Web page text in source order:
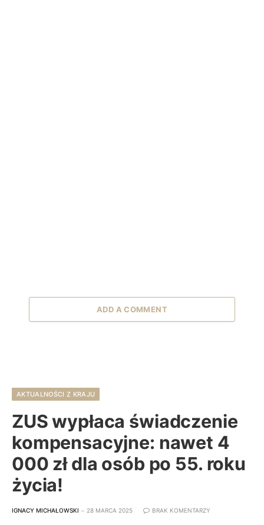
ADD A COMMENT
AKTUALNOŚCI Z KRAJU
ZUS wypłaca świadczenie
kompensacyjne: nawet 4
000 zł dla osób po 55. roku
życia!
IGNACY MICHAŁOWSKI 28 MARCA 2025 BRAK KOMENTARZY